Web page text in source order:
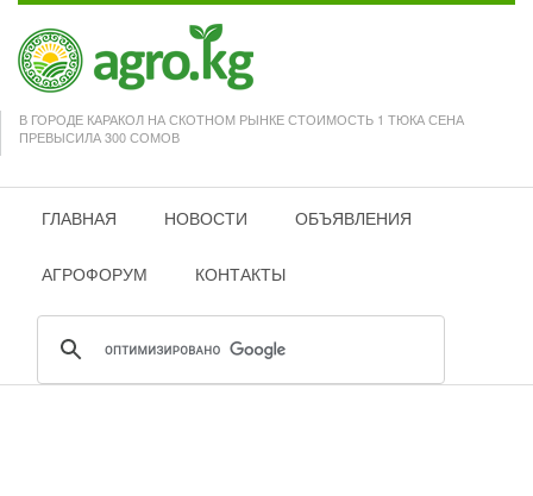
В ГОРОДЕ КАРАКОЛ НА СКОТНОМ РЫНКЕ СТОИМОСТЬ 1 ТЮКА СЕНА
ПРЕВЫСИЛА 300 СОМОВ
ГЛАВНАЯ НОВОСТИ ОБЪЯВЛЕНИЯ
АГРОФОРУМ КОНТАКТЫ